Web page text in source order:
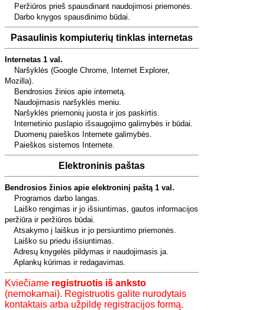
Peržiūros prieš spausdinant naudojimosi priemonės.
Darbo knygos spausdinimo būdai.
Pasaulinis kompiuterių tinklas internetas
Internetas 1 val.
Naršyklės (Google Chrome, Internet Explorer,
Mozilla).
Bendrosios žinios apie internetą.
Naudojimasis naršyklės meniu.
Naršyklės priemonių juosta ir jos paskirtis.
Internetinio puslapio išsaugojimo galimybės ir būdai.
Duomenų paieškos Internete galimybės.
Paieškos sistemos Internete.
Elektroninis paštas
Bendrosios žinios apie elektroninį paštą 1 val.
Programos darbo langas.
Laiško rengimas ir jo išsiuntimas, gautos informacijos
peržiūra ir peržiūros būdai.
Atsakymo į laiškus ir jo persiuntimo priemonės.
Laiško su priedu išsiuntimas.
Adresų knygelės pildymas ir naudojimasis ja.
Aplankų kūrimas ir redagavimas.
Kviečiame registruotis iš anksto
(nemokamai). Registruotis galite nurodytais
kontaktais arba užpildę registracijos formą.